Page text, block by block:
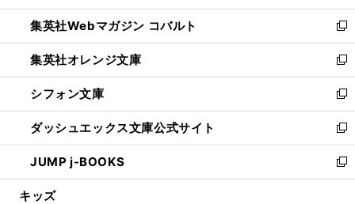
開
く
ウ
で
開
く
ン
ド
ウ
で
開
く
ウ
ィ
ン
ド
ウ
で
開
く
集英社Webマガジン コバルト
新
し
い
ウ
ィ
ン
ド
ウ
で
開
集英社オレンジ文庫
新
し
い
ウ
ィ
ン
ド
ウ
シフォン文庫
新
し
い
ウ
ィ
ン
ダッシュエックス文庫公式サイト
新
し
い
ウ
JUMP j-BOOKS
新
し
キッズ